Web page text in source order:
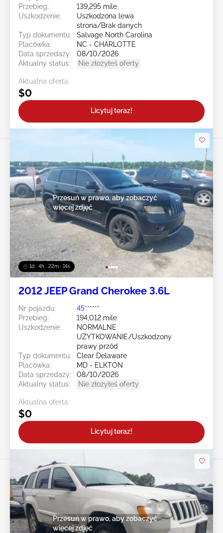
Przebieg:
139,295 mile
Uszkodzenie:
Uszkodzona lewa
strona/Brak danych
Typ dokumentu:
Salvage North Carolina
Placówka:
NC - CHARLOTTE
Data sprzedaży:
08/10/2026
Aktualny status:
Nie złożyłeś oferty
Aktualna oferta:
$0
Licytuj teraz!
1d : 4h : 22m : 12s
Przesuń w prawo, aby zobaczyć
więcej zdjęć
2012 JEEP Grand Cherokee 3.6L
Nr pojazdu:
45******
Przebieg:
194,012 mile
Uszkodzenie:
NORMALNE
UŻYTKOWANIE/Uszkodzony
prawy przód
Typ dokumentu:
Clear Delaware
Placówka:
MD - ELKTON
Data sprzedaży:
08/10/2026
Aktualny status:
Nie złożyłeś oferty
Aktualna oferta:
$0
Licytuj teraz!
Przesuń w prawo, aby zobaczyć
więcej zdjęć